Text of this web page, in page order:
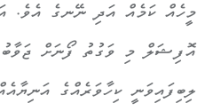
މީހެއް ކަމެއް އަދި ނޭނގެ އެވެ.
އޮފިޝަލް މި ވަގުތު ފޯނަށް ޖަވާބު
ލިބިފައިވަނީ ކިހާވަރެއްގެ